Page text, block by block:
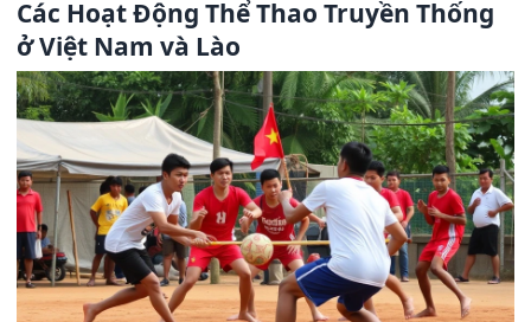
Các Hoạt Động Thể Thao Truyền Thống
ở Việt Nam và Lào